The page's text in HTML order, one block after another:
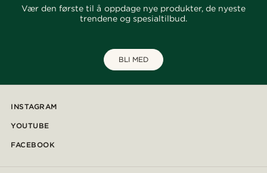
Vær den første til å oppdage nye produkter, de nyeste
trendene og spesialtilbud.
BLI MED
INSTAGRAM
YOUTUBE
FACEBOOK